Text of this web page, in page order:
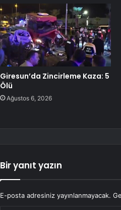
Giresun’da Zincirleme Kaza: 5
Ölü
Ağustos 6, 2026
Bir yanıt yazın
E-posta adresiniz yayınlanmayacak.